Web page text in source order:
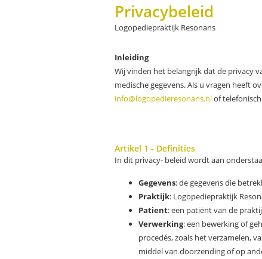
Privacybeleid
Logopediepraktijk Resonans
Inleiding
Wij vinden het belangrijk dat de privacy
medische gegevens. Als u vragen heeft
info@logopedieresonans.nlof
Artikel 1 - Definities
In dit privacy- beleid wordt aan
Gegevens: de gegevens die
Praktijk: Logopediepraktijk
Patient: een patiënt van de
Verwerking: een bewerking of
procedés, zoals het verzamelen,
middel van doorzending of op